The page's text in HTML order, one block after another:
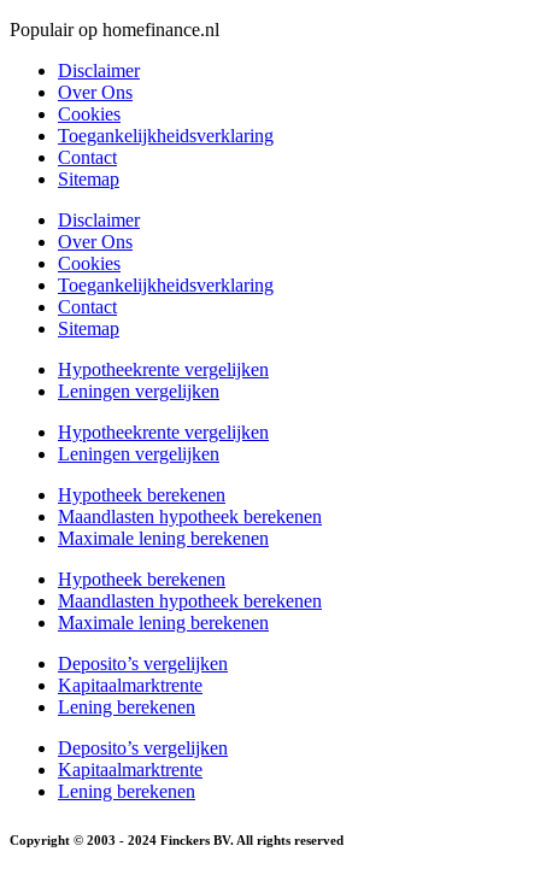
Populair op homefinance.nl
Disclaimer
Over Ons
Cookies
Toegankelijkheidsverklaring
Contact
Sitemap
Disclaimer
Over Ons
Cookies
Toegankelijkheidsverklaring
Contact
Sitemap
Hypotheekrente vergelijken
Leningen vergelijken
Hypotheekrente vergelijken
Leningen vergelijken
Hypotheek berekenen
Maandlasten hypotheek berekenen
Maximale lening berekenen
Hypotheek berekenen
Maandlasten hypotheek berekenen
Maximale lening berekenen
Deposito’s vergelijken
Kapitaalmarktrente
Lening berekenen
Deposito’s vergelijken
Kapitaalmarktrente
Lening berekenen
Copyright © 2003 - 2024 Finckers BV. All rights reserved